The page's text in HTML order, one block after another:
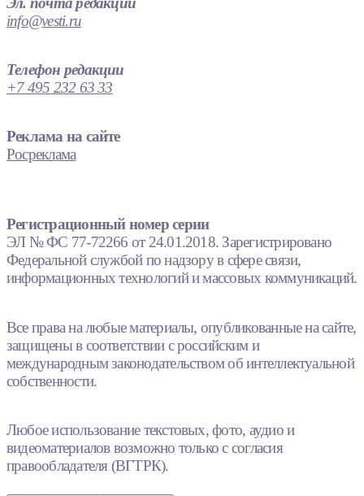
info@vesti.ru
Телефон редакции
+7 495 232 63 33
Реклама на сайте
Росреклама
Регистрационный номер серии
ЭЛ № ФС 77-72266 от 24.01.2018. Зарегистрировано
Федеральной службой по надзору в сфере связи,
информационных технологий и массовых коммуникаций.
Все права на любые материалы, опубликованные на сайте,
защищены в соответствии с российским и
международным законодательством об интеллектуальной
собственности.
Любое использование текстовых, фото, аудио и
видеоматериалов возможно только с согласия
правообладателя (ВГТРК).